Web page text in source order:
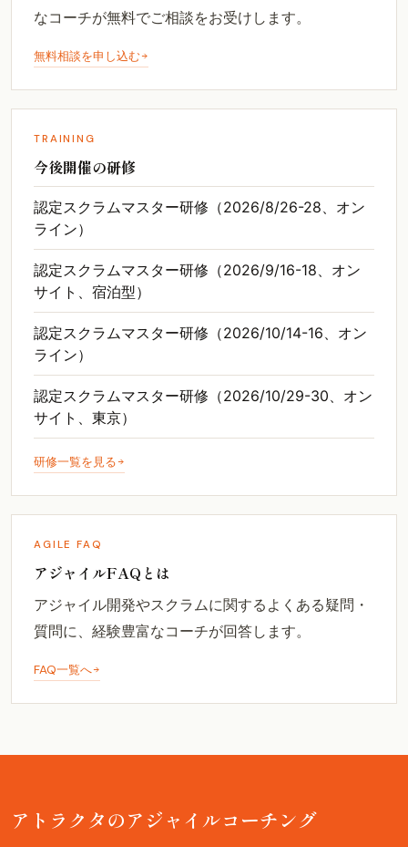
なコーチが無料でご相談をお受けします。
無料相談を申し込む
TRAINING
今後開催の研修
認定スクラムマスター研修（2026/8/26-28、オン
ライン）
認定スクラムマスター研修（2026/9/16-18、オン
サイト、宿泊型）
認定スクラムマスター研修（2026/10/14-16、オン
ライン）
認定スクラムマスター研修（2026/10/29-30、オン
サイト、東京）
研修一覧を見る
AGILE FAQ
アジャイルFAQとは
アジャイル開発やスクラムに関するよくある疑問・
質問に、経験豊富なコーチが回答します。
FAQ一覧へ
アトラクタのアジャイルコーチング